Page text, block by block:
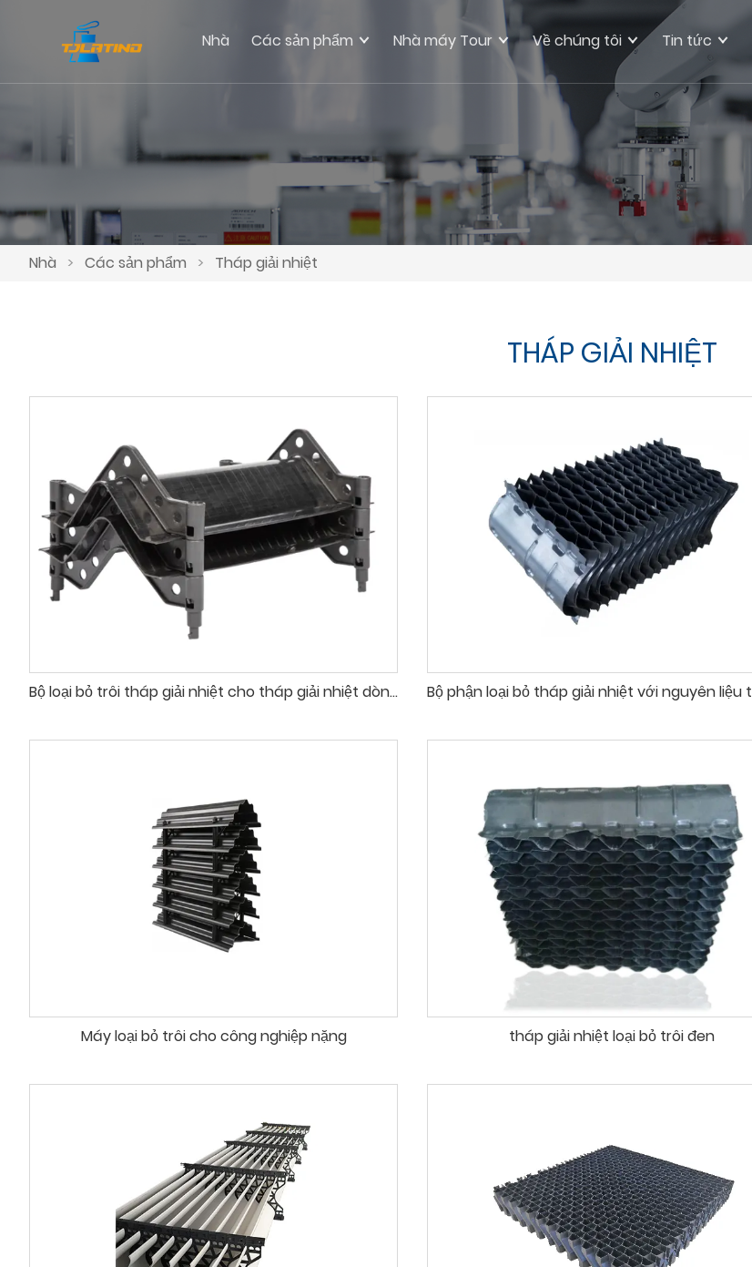
Nhà Các sản phẩm Nhà máy Tour Về chúng tôi Tin tức
Nhà > Các sản phẩm > Tháp giải nhiệt
THÁP GIẢI NHIỆT
Bộ loại bỏ trôi tháp giải nhiệt cho tháp giải nhiệt dòng chảy ngược
Máy loại bỏ trôi cho công nghiệp nặng tháp giải nhiệt loại bỏ trôi đen